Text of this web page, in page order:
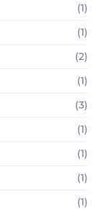
(1)
(1)
(2)
(1)
(3)
(1)
(1)
(1)
(1)